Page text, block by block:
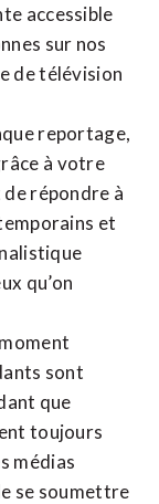
accessible
sur nos
de télévision
reportage,
à votre
répondre à
et
qu’on
sont
que
toujours
médias
se soumettre